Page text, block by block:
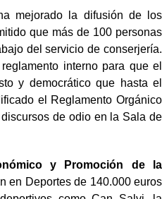
mejorado la difusión de los
que más de 100 personas
del servicio de conserjería.
interno para que el
y democrático que hasta el
el Reglamento Orgánico
de odio en la Sala de
y Promoción de la
en Deportes de 140.000 euros